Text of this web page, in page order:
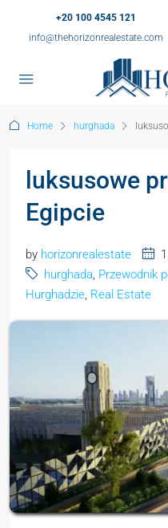
+20 100 4545 121
info@thehorizonrealestate.com
Home hurghada
luksusowe
Egipcie
by horizonrealestate
hurghada, Przewodnik
Hurghadzie, Real Estate